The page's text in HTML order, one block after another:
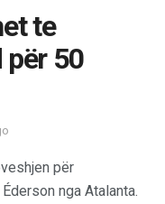
te
50
për
nga Atalanta.